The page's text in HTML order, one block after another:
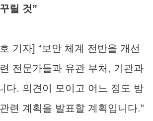
릴 것”
기자] “보안 체계 전반을 개선
전문가들과 유관 부처, 기관과
다. 의견이 모이고 어느 정도 방
련 계획을 발표할 계획입니다.”